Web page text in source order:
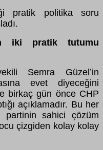
pratik politika soru
iki pratik tutumu
Semra Güzel’in
evet diyeceğini
birkaç gün önce CHP
açıklamadır. Bu her
sahici çözüm
çizgiden kolay kolay